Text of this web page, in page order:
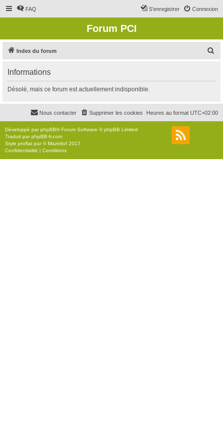
FAQ Connexion
S’enregistrer
Forum PCI
Index du forum
r
c
r
Informations
Désolé, mais ce forum est actuellement indisponible.
Heures au format UTC+02:00
Supprimer les cookies
Nous contacter
Développé parphpBB® Forum Software © phpBB Limited
Traduit parphpBB-fr.com
Style proflat par ©Mazeltof 2017
Confidentialité | Conditions